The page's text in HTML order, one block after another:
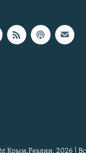
Крым.Реалии, 2026 |